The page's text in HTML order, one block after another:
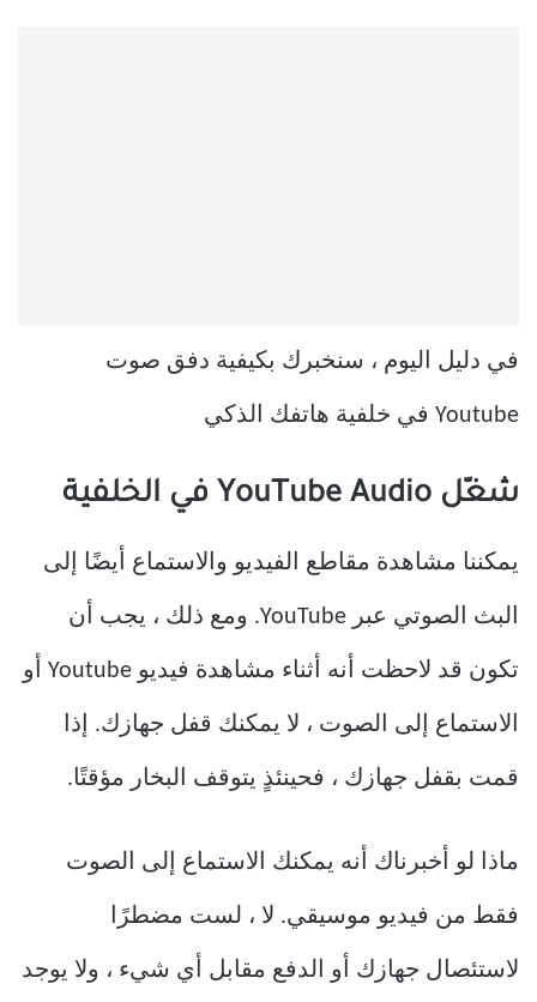
في دليل اليوم ، سنخبرك بكيفية دفق صوت
Youtube في خلفية هاتفك الذكي
شغّل YouTube Audio في الخلفية
يمكننا مشاهدة مقاطع الفيديو والاستماع أيضًا إلى
البث الصوتي عبر YouTube. ومع ذلك ، يجب أن
تكون قد لاحظت أنه أثناء مشاهدة فيديو Youtube أو
الاستماع إلى الصوت ، لا يمكنك قفل جهازك. إذا
قمت بقفل جهازك ، فحينئذٍ يتوقف البخار مؤقتًا.
ماذا لو أخبرناك أنه يمكنك الاستماع إلى الصوت
فقط من فيديو موسيقي. لا ، لست مضطرًا
لاستئصال جهازك أو الدفع مقابل أي شيء ، ولا يوجد